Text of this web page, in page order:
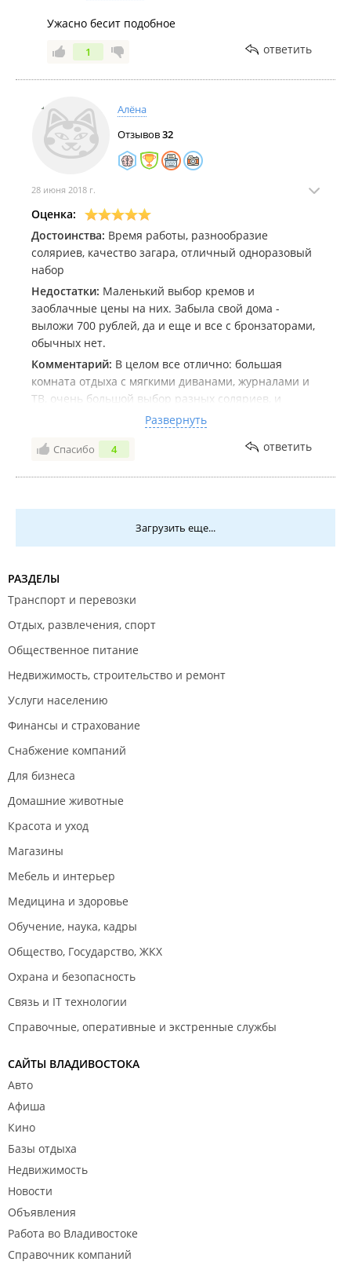
Ужасно бесит подобное
1 ответить
Алёна
Отзывов32
28 июня 2018 г.
Оценка:
Достоинства: Время работы, разнообразие
соляриев, качество загара, отличный одноразовый
набор
Недостатки: Маленький выбор кремов и
заоблачные цены на них. Забыла свой дома -
выложи 700 рублей, да и еще и все с бронзаторами,
обычных нет.
Комментарий: В целом все отлично: большая
комната отдыха с мягкими диванами, журналами и
ТВ, очень большой выбор разных соляриев, и
вертикальные, и горизонтальные, и для
шоколадного загара, и для карамельного, в общем,
рай для любителей загара.
Отдельно о комнатах с соляриями: они просторные
и прохладные, есть большие зеркала с лампочками,
кресло и столик, на котором всегда стоит молочко
для снятия макияжа, ватные диски и палочки, также
комнатах не чувствуешь себя как в чулане, большая
редкость!
Удивило, что даже в ночное время (хожу после зала,
около 12 ночи) в солярии очередь! Делаю вывод,
что клиентов много, а значит, качество загара
Звезды снимать не стала, но есть недочеты. Первый
стояли 2 мужчин, совсем не похожих на охранников,
еле прошла сквозь них. Растерянная подошла к
мол, я у вас впервые, посоветуйте что-то и т.д. Эти
мужчины стали отпускать какие-то плоские шуточки
класс", "Смотри не перезагорай" (взяла 4 минуты),
очень неприятно было, сразу ощущение, что здесь
не рады гостям. Уж не знаю, кто это был,
учредители, владельцы, мужья администраторов
или клиенток, осадок остался неприятный,
возвращаться не хотелось. Но с таким графиком
работы солярий у нас один, да и удобно по пути.
делом заглянула - стоят ли эти мужики опять?
Пронесло, никого не было. Зашла, спокойно
расплатилась и позагорала.
разговорчивая девушка, консультацию нужно
вытягивать, сама наводящие вопросы не задает,
поэтому новичкам будет сложновато
коммуницировать. В целом все ОК. Рекомендую.
Развернуть
Спасибо 4 ответить
Загрузить еще...
РАЗДЕЛЫ
Транспорт и перевозки
Отдых, развлечения, спорт
Общественное питание
Недвижимость, строительство и ремонт
Услуги населению
Финансы и страхование
Снабжение компаний
Для бизнеса
Домашние животные
Красота и уход
Магазины
Мебель и интерьер
Медицина и здоровье
Обучение, наука, кадры
Общество, Государство, ЖКХ
Охрана и безопасность
Связь и IT технологии
Справочные, оперативные и экстренные службы
САЙТЫ ВЛАДИВОСТОКА
Авто
Афиша
Кино
Базы отдыха
Недвижимость
Новости
Объявления
Работа во Владивостоке
Справочник компаний